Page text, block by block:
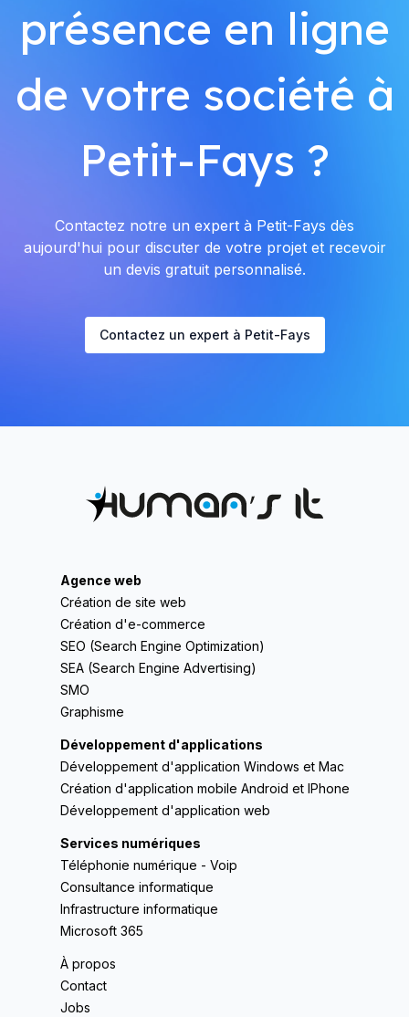
présence en ligne
de votre société à
Petit-Fays ?
Contactez notre un expert à Petit-Fays dès
aujourd'hui pour discuter de votre projet et recevoir
un devis gratuit personnalisé.
Contactez un expert à Petit-Fays
Agence web
Création de site web
Création d'e-commerce
SEO (Search Engine Optimization)
SEA (Search Engine Advertising)
SMO
Graphisme
Développement d'applications
Développement d'application Windows et Mac
Création d'application mobile Android et IPhone
Développement d'application web
Services numériques
Téléphonie numérique - Voip
Consultance informatique
Infrastructure informatique
Microsoft 365
À propos
Contact
Jobs